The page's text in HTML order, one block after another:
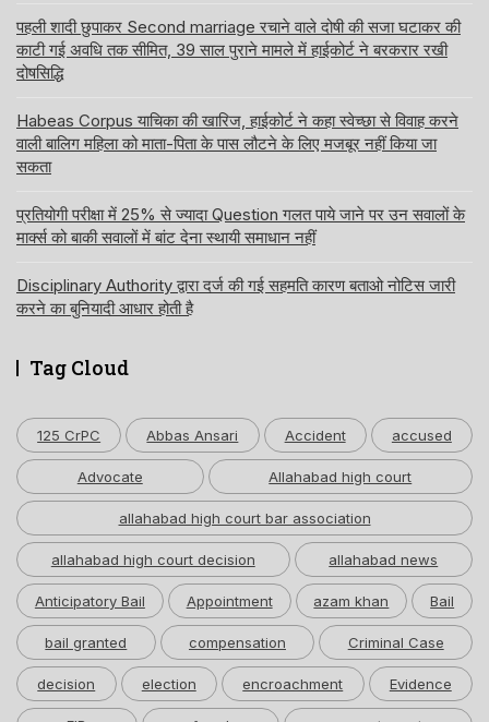
पहली शादी छुपाकर Second marriage रचाने वाले दोषी की सजा घटाकर की
काटी गई अवधि तक सीमित, 39 साल पुराने मामले में हाईकोर्ट ने बरकरार रखी
दोषसिद्धि
Habeas Corpus याचिका की खारिज, हाईकोर्ट ने कहा स्वेच्छा से विवाह करने
वाली बालिग महिला को माता-पिता के पास लौटने के लिए मजबूर नहीं किया जा
सकता
प्रतियोगी परीक्षा में 25% से ज्यादा Question गलत पाये जाने पर उन सवालों के
मार्क्स को बाकी सवालों में बांट देना स्थायी समाधान नहीं
Disciplinary Authority द्वारा दर्ज की गई सहमति कारण बताओ नोटिस जारी
करने का बुनियादी आधार होती है
Tag Cloud
125 CrPC Abbas Ansari Accident accused
Advocate Allahabad high court
allahabad high court bar association
allahabad high court decision allahabad news
Anticipatory Bail Appointment azam khan Bail
bail granted compensation Criminal Case
decision election encroachment Evidence